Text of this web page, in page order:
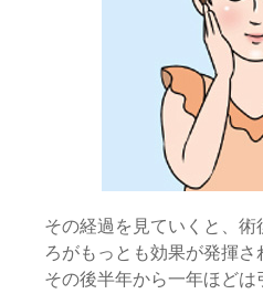
その経過を見ていくと、
ろがもっとも効果が発揮さ
その後半年から一年ほど